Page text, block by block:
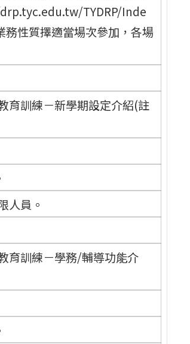
TYDRP/Inde
性質擇適當場次參加，各場
育訓練－新學期設定介紹(註
人員。
育訓練－學務/輔導功能介